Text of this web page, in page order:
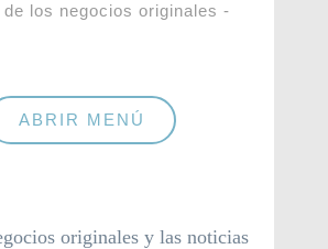
los negocios originales -
ABRIR MENÚ
originales y las noticias